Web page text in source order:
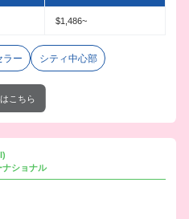
$1,486~
ラー シティ中心部
こちら
ショナル